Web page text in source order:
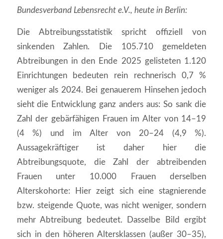
Bundesverband Lebensrecht e.V., heute in Berlin:
Die Abtreibungsstatistik spricht offiziell von
sinkenden Zahlen. Die 105.710 gemeldeten
Abtreibungen in den Ende 2025 gelisteten 1.120
Einrichtungen bedeuten rein rechnerisch 0,7 %
weniger als 2024. Bei genauerem Hinsehen jedoch
sieht die Entwicklung ganz anders aus: So sank die
Zahl der gebärfähigen Frauen im Alter von 14–19
(4 %) und im Alter von 20–24 (4,9 %).
Aussagekräftiger ist daher hier die
Abtreibungsquote, die Zahl der abtreibenden
Frauen unter 10.000 Frauen derselben
Alterskohorte: Hier zeigt sich eine stagnierende
bzw. steigende Quote, was nicht weniger, sondern
mehr Abtreibung bedeutet. Dasselbe Bild ergibt
sich in den höheren Altersklassen (außer 30–35),